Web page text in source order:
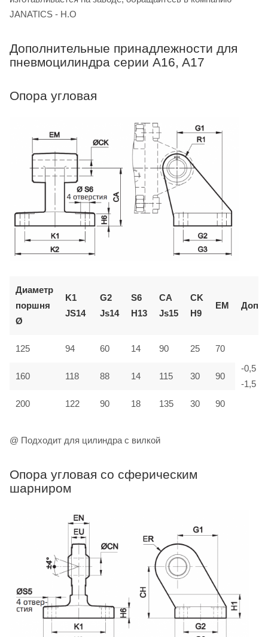
JANATICS - H.O
Дополнительные принадлежности для
пневмоцилиндра серии A16, A17
Опора угловая
Диаметр
поршня
Ø
K1
JS14
G2
Js14
S6
H13
CA
Js15
CK
H9
EM Доп.
125 94 60 14 90 25 70
-0,5
-1,5
160 118 88 14 115 30 90
200 122 90 18 135 30 90
@ Подходит для цилиндра с вилкой
Опора угловая со сферическим
шарниром